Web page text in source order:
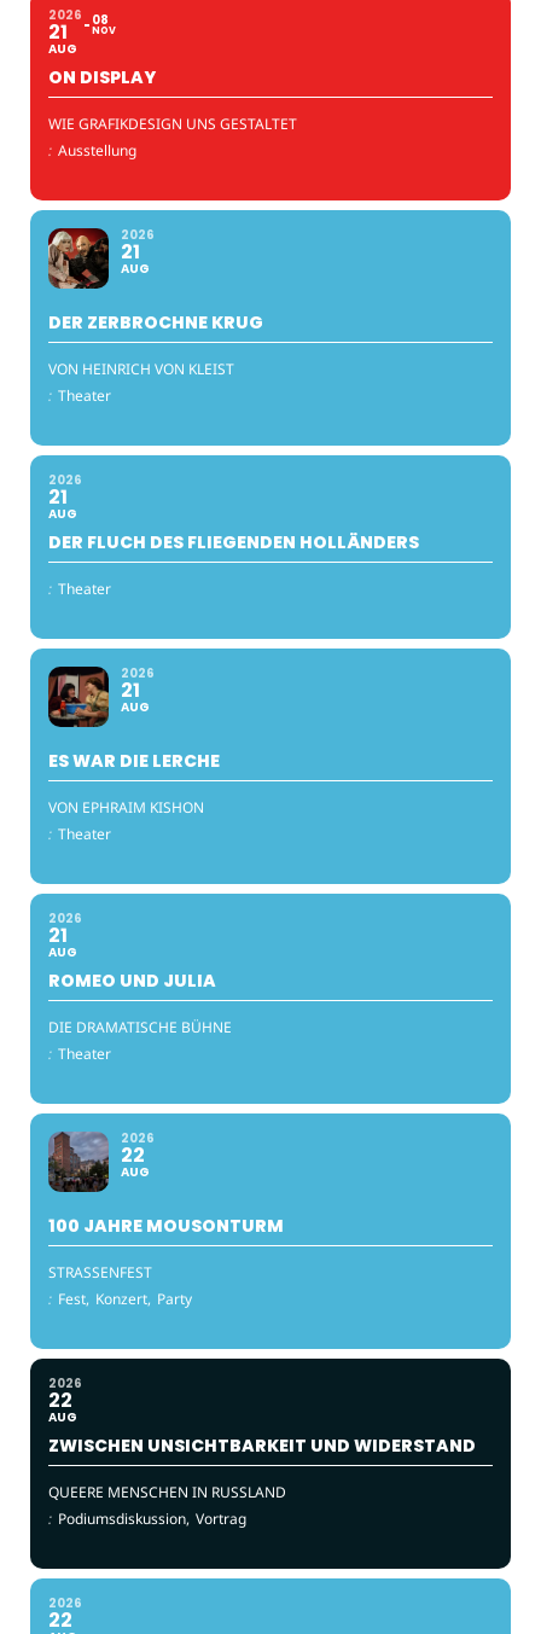
2026
21
AUG
08
NOV
ON DISPLAY
WIE GRAFIKDESIGN UNS GESTALTET
: Ausstellung
2026
21
AUG
DER ZERBROCHNE KRUG
VON HEINRICH VON KLEIST
: Theater
2026
21
AUG
DER FLUCH DES FLIEGENDEN HOLLÄNDERS
: Theater
2026
21
AUG
ES WAR DIE LERCHE
VON EPHRAIM KISHON
: Theater
2026
21
AUG
ROMEO UND JULIA
DIE DRAMATISCHE BÜHNE
: Theater
2026
22
AUG
100 JAHRE MOUSONTURM
STRASSENFEST
: Fest, Konzert, Party
2026
22
AUG
ZWISCHEN UNSICHTBARKEIT UND WIDERSTAND
QUEERE MENSCHEN IN RUSSLAND
: Podiumsdiskussion, Vortrag
2026
22